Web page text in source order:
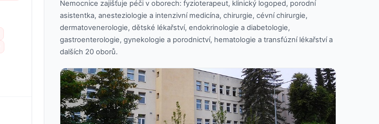
Nemocnice zajišťuje péči v oborech: fyzioterapeut, klinický logoped, porodní
asistentka, anesteziologie a intenzivní medicína, chirurgie, cévní chirurgie,
dermatovenerologie, dětské lékařství, endokrinologie a diabetologie,
gastroenterologie, gynekologie a porodnictví, hematologie a transfúzní lékařství a
dalších 20 oborů.